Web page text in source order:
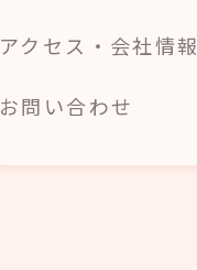
アクセス・会社情報
お問い合わせ